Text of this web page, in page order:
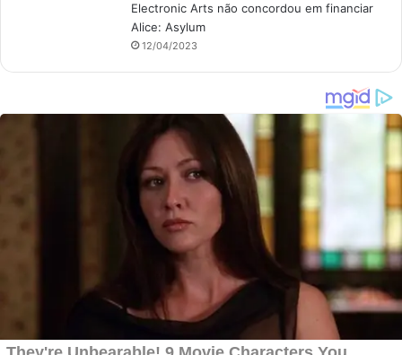
Electronic Arts não concordou em financiar
Alice: Asylum
12/04/2023